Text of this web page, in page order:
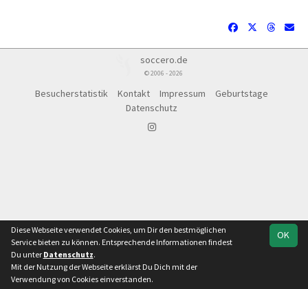
Team
soccero.de
© 2006 - 2026
Besucherstatistik Kontakt Impressum
Geburtstage
Datenschutz
OK
Diese Webseite verwendet Cookies, um Dir den bestmöglichen
Service bieten zu können. Entsprechende Informationen findest
Du unter Datenschutz.
Mit der Nutzung der Webseite erklärst Du Dich mit der
Verwendung von Cookies einverstanden.